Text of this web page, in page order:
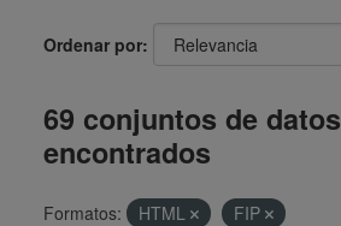
Ordenar por
69 conjuntos de datos
encontrados
Formatos: HTML
FIP